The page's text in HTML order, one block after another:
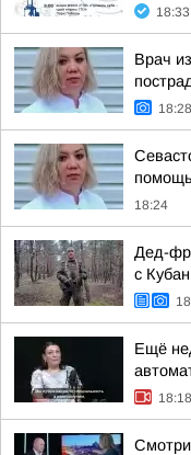
18:33
Врач
18:28
18:24
Дед-
с
Ещё
18:18